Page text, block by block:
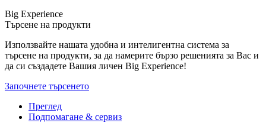
Big Experience
Търсене на продукти
Използвайте нашата удобна и интелигентна система за
търсене на продукти, за да намерите бързо решенията за Вас и
да си създадете Вашия личен Big Experience!
Започнете търсенето
Преглед
Подпомагане & сервиз